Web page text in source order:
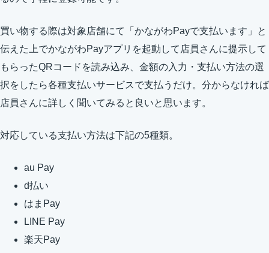
買い物する際は対象店舗にて「かながわPayで支払います」と
伝えた上でかながわPayアプリを起動して店員さんに提示して
もらったQRコードを読み込み、金額の入力・支払い方法の選
択をしたら各種支払いサービスで支払うだけ。分からなければ
店員さんに詳しく聞いてみると良いと思います。
対応している支払い方法は下記の5種類。
au Pay
d払い
はまPay
LINE Pay
楽天Pay